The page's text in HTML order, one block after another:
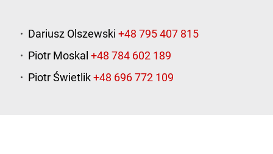
Dariusz Olszewski
Piotr Moskal
Piotr Świetlik